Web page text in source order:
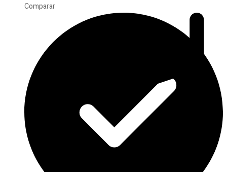
Comparar